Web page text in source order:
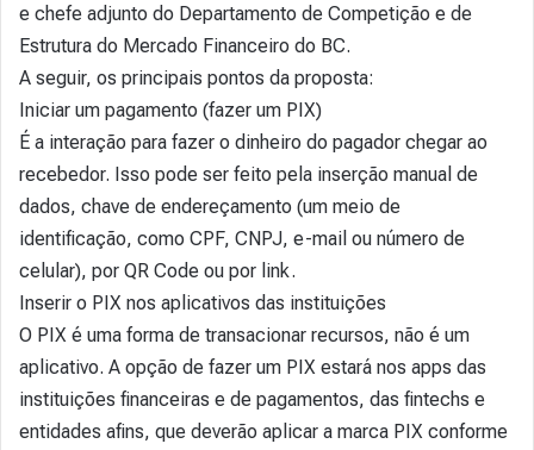
e chefe adjunto do Departamento de Competição e de
Estrutura do Mercado Financeiro do BC.
A seguir, os principais pontos da proposta:
Iniciar um pagamento (fazer um PIX)
É a interação para fazer o dinheiro do pagador chegar ao
recebedor. Isso pode ser feito pela inserção manual de
dados, chave de endereçamento (um meio de
identificação, como CPF, CNPJ, e-mail ou número de
celular), por QR Code ou por link.
Inserir o PIX nos aplicativos das instituições
O PIX é uma forma de transacionar recursos, não é um
aplicativo. A opção de fazer um PIX estará nos apps das
instituições financeiras e de pagamentos, das fintechs e
entidades afins, que deverão aplicar a marca PIX conforme